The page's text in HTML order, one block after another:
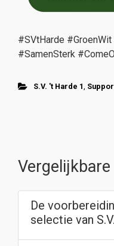
#SVtHarde
#SamenSterk
S.V. 't Harde 1
De
selectie van